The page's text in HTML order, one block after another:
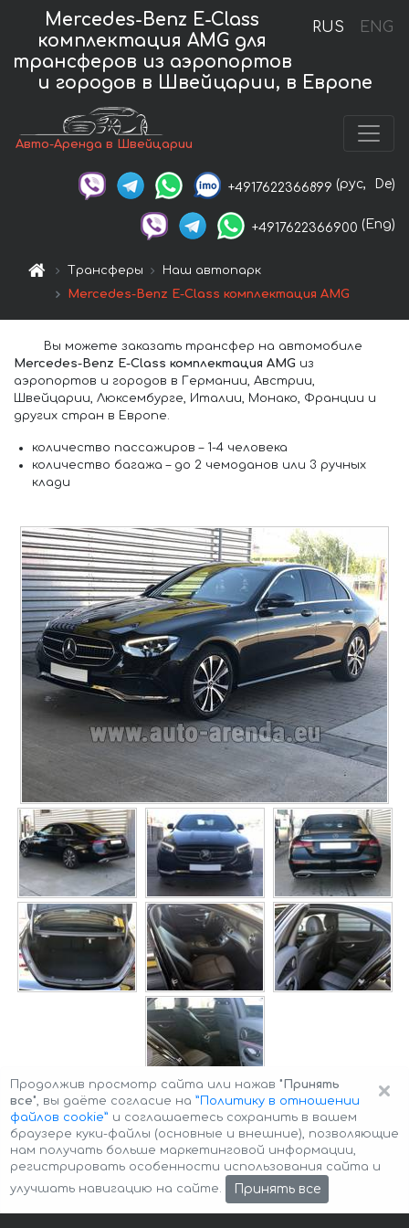
RUS ENG
Mercedes-Benz E-Class
комплектация AMG для
трансферов из аэропортов
и городов в Швейцарии, в Европе
Авто-Аренда в Швейцарии
+4917622366899 (рус, De)
+4917622366900 (Eng)
Трансферы
Наш автопарк
Mercedes-Benz E-Class комплектация AMG
Вы можете заказать трансфер на автомобиле
Mercedes-Benz E-Class комплектация AMG из
аэропортов и городов в Германии, Австрии,
Швейцарии, Люксембурге, Италии, Монако, Франции и
других стран в Европе.
количество пассажиров – 1-4 человека
количество багажа – до 2 чемоданов или 3 ручных
клади
Авторские права © 2026 Авто-Аренда Cookie Policy
×
Продолжив просмотр сайта или нажав "Принять
все", вы даёте согласие на ”Политику в отношении
файлов cookie” и соглашаетесь сохранить в вашем
браузере куки-файлы (основные и внешние), позволяющие
нам получать больше маркетинговой информации,
регистрировать особенности использования сайта и
улучшать навигацию на сайте.
Принять все